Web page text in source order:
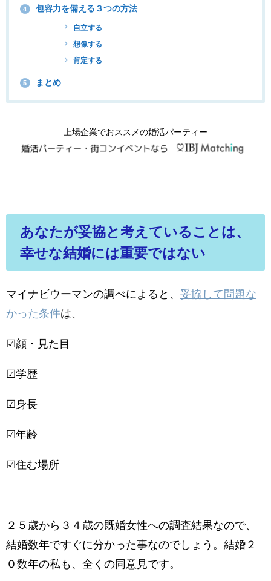
4 包容力を備える３つの方法
自立する
想像する
肯定する
5 まとめ
上場企業でおススメの婚活パーティー
あなたが妥協と考えていることは、
幸せな結婚には重要ではない
マイナビウーマンの調べによると、 妥協して問題な
かった条件は、
☑顔・見た目
☑学歴
☑身長
☑年齢
☑住む場所
２５歳から３４歳の既婚女性への調査結果なので、
結婚数年ですぐに分かった事なのでしょう。結婚２
０数年の私も、全くの同意見です。